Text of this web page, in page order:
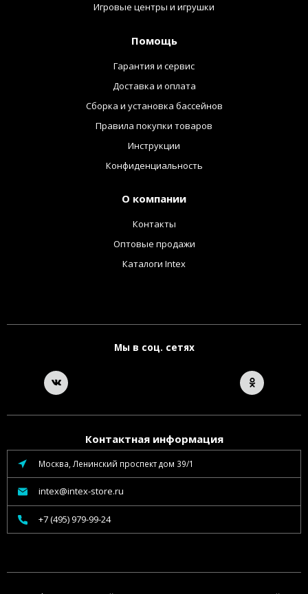
Игровые центры и игрушки
Помощь
Гарантия и сервис
Доставка и оплата
Сборка и установка бассейнов
Правила покупки товаров
Инструкции
Конфиденциальность
О компании
Контакты
Оптовые продажи
Каталоги Intex
Мы в соц. сетях
Контактная информация
Москва, Ленинский проспект дом 39/1
intex@intex-store.ru
+7 (495) 979-99-24